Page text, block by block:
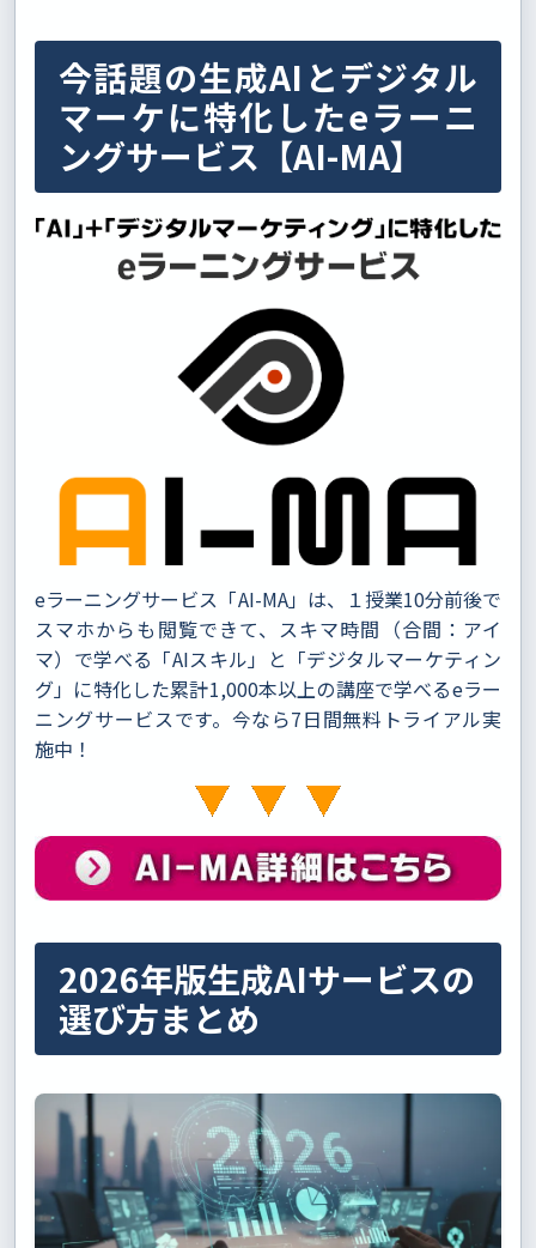
今話題の生成AIとデジタル
マーケに特化したeラーニ
ングサービス【AI-MA】
eラーニングサービス「AI-MA」は、１授業10分前後で
スマホからも閲覧できて、スキマ時間（合間：アイ
マ）で学べる「AIスキル」と「デジタルマーケティン
グ」に特化した累計1,000本以上の講座で学べるeラー
ニングサービスです。今なら7日間無料トライアル実
施中！
2026年版生成AIサービスの
選び方まとめ